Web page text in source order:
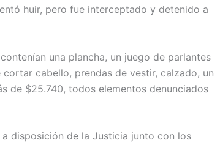
huir, pero fue interceptado y detenido a
una plancha, un juego de parlantes
cabello, prendas de vestir, calzado, un
de $25.740, todos elementos denunciados
disposición de la Justicia junto con los